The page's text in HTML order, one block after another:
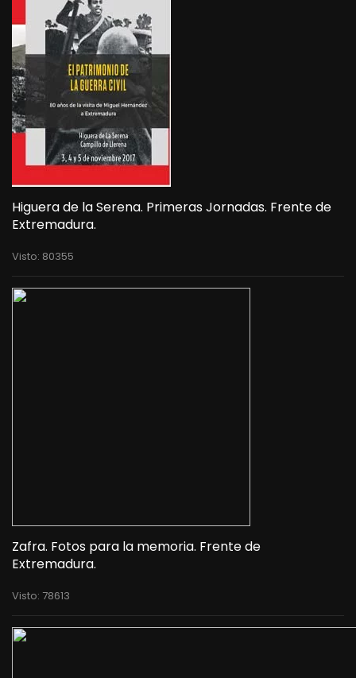
Higuera de la Serena. Primeras Jornadas. Frente de
Extremadura.
Visto: 80355
Zafra. Fotos para la memoria. Frente de
Extremadura.
Visto: 78613